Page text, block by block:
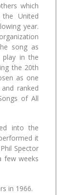
which
United
year.
song as
play in the
the 20th
as one
ranked
of All
into the
it
Spector
few weeks
in 1966.